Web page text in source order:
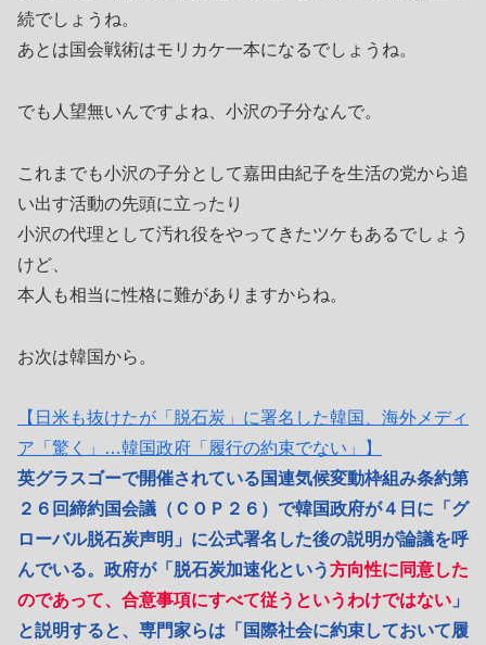
続でしょうね。
あとは国会戦術はモリカケ一本になるでしょうね。
でも人望無いんですよね、小沢の子分なんで。
これまでも小沢の子分として嘉田由紀子を生活の党から追
い出す活動の先頭に立ったり
小沢の代理として汚れ役をやってきたツケもあるでしょう
けど、
本人も相当に性格に難がありますからね。
お次は韓国から。
【日米も抜けたが「脱石炭」に署名した韓国、海外メディ
ア「驚く」…韓国政府「履行の約束でない」】
英グラスゴーで開催されている国連気候変動枠組み条約第
２６回締約国会議（ＣＯＰ２６）で韓国政府が４日に「グ
ローバル脱石炭声明」に公式署名した後の説明が論議を呼
んでいる。政府が「脱石炭加速化という方向性に同意した
のであって、合意事項にすべて従うというわけではない 」
と説明すると、専門家らは「国際社会に約束しておいて履